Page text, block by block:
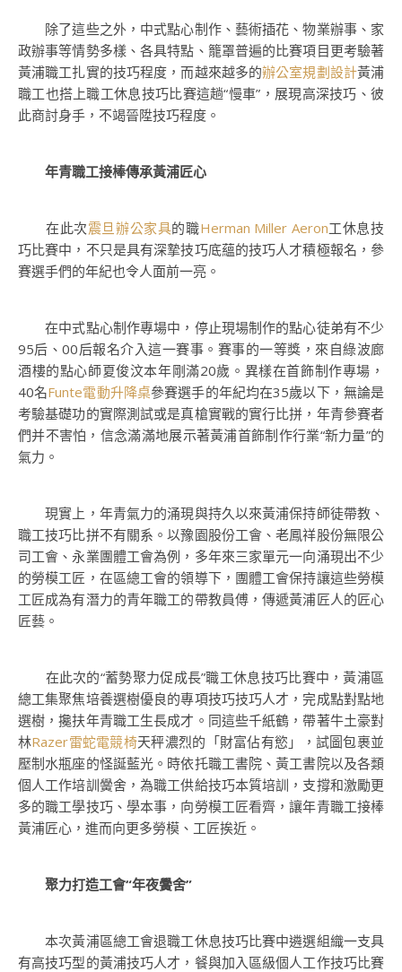
除了這些之外，中式點心制作、藝術插花、物業辦事、家
政辦事等情勢多樣、各具特點、籠罩普遍的比賽項目更考驗著
黃浦職工扎實的技巧程度，而越來越多的辦公室規劃設計黃浦
職工也搭上職工休息技巧比賽這趟“慢車”，展現高深技巧、彼
此商討身手，不竭晉陞技巧程度。
年青職工接棒傳承黃浦匠心
在此次震旦辦公家具的職Herman Miller Aeron工休息技
巧比賽中，不只是具有深摯技巧底蘊的技巧人才積極報名，參
賽選手們的年紀也令人面前一亮。
在中式點心制作專場中，停止現場制作的點心徒弟有不少
95后、00后報名介入這一賽事。賽事的一等獎，來自綠波廊
酒樓的點心師夏俊汶本年剛滿20歲。異樣在首飾制作專場，
40名Funte電動升降桌參賽選手的年紀均在35歲以下，無論是
考驗基礎功的實際測試或是真槍實戰的實行比拼，年青參賽者
們并不害怕，信念滿滿地展示著黃浦首飾制作行業“新力量”的
氣力。
現實上，年青氣力的涌現與持久以來黃浦保持師徒帶教、
職工技巧比拼不有關系。以豫園股份工會、老鳳祥股份無限公
司工會、永業團體工會為例，多年來三家單元一向涌現出不少
的勞模工匠，在區總工會的領導下，團體工會保持讓這些勞模
工匠成為有潛力的青年職工的帶教員傅，傳遞黃浦匠人的匠心
匠藝。
在此次的“蓄勢聚力促成長”職工休息技巧比賽中，黃浦區
總工集聚焦培養選樹優良的專項技巧技巧人才，完成點對點地
選樹，攙扶年青職工生長成才。同這些千紙鶴，帶著牛土豪對
林Razer雷蛇電競椅天秤濃烈的「財富佔有慾」，試圖包裹並
壓制水瓶座的怪誕藍光。時依托職工書院、黃工書院以及各類
個人工作培訓黌舍，為職工供給技巧本質培訓，支撐和激勵更
多的職工學技巧、學本事，向勞模工匠看齊，讓年青職工接棒
黃浦匠心，進而向更多勞模、工匠挨近。
聚力打造工會“年夜黌舍”
本次黃浦區總工會退職工休息技巧比賽中遴選組織一支具
有高技巧型的黃浦技巧人才，餐與加入區級個人工作技巧比賽